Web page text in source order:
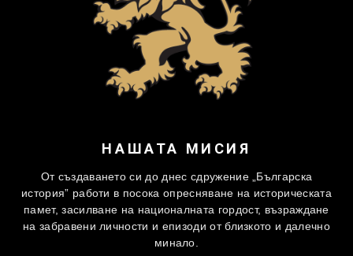
НАШАТА МИСИЯ
От създаването си до днес сдружение „Българска
история” работи в посока опресняване на историческата
памет, засилване на националната гордост, възраждане
на забравени личности и епизоди от близкото и далечно
минало.